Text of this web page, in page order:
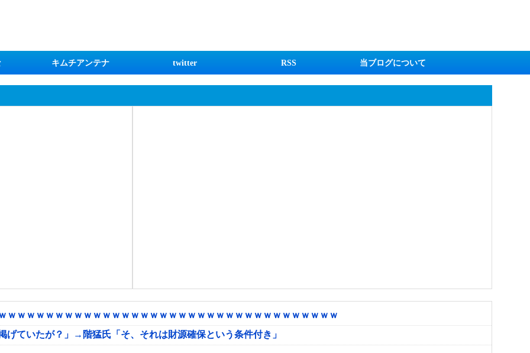
キムチアンテナ twitter RSS 当ブログについて
ｗｗｗｗｗｗｗｗｗｗｗｗｗｗｗｗｗｗｗｗｗｗｗｗｗｗｗｗｗｗｗｗｗｗ
ていたが？」→階猛氏「そ、それは財源確保という条件付き」